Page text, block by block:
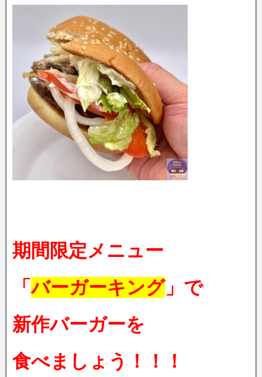
期間限定メニュー
「バーガーキング」で
新作バーガーを
食べましょう！！！